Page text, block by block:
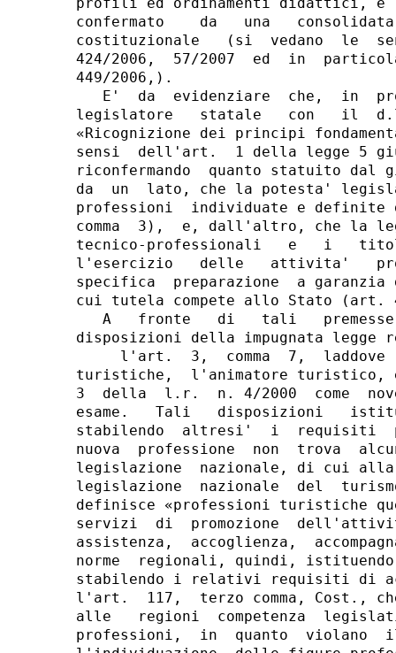
confermato    da   una
costituzionale   (si  vedano  le
424/2006,  57/2007  ed  in
449/2006,).
E'  da  evidenziare  che,  in
legislatore   statale   con   il
«Ricognizione dei principi
sensi  dell'art.  1 della legge 5
riconfermando  quanto statuito dal
da  un  lato, che la potesta'
professioni  individuate e
comma  3),  e, dall'altro, che la
tecnico-professionali   e   i
l'esercizio   delle   attivita'
specifica  preparazione  a
cui tutela compete allo Stato (art.
A   fronte   di   tali
disposizioni della impugnata legge
l'art.  3,  comma  7,  laddove
turistiche,  l'animatore turistico,
3  della  l.r.  n. 4/2000  come
esame.   Tali   disposizioni
stabilendo  altresi'  i  requisiti
nuova  professione  non  trova
legislazione  nazionale, di cui alla
legislazione  nazionale  del
definisce «professioni turistiche
servizi  di  promozione
assistenza,  accoglienza,
norme  regionali, quindi, istituendo
stabilendo i relativi requisiti di
l'art.  117,  terzo comma, Cost.,
alle   regioni  competenza
professioni,  in  quanto  violano